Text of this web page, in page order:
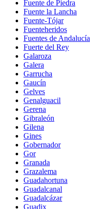
Fuente de Piedra
Fuente la Lancha
Fuente-Tójar
Fuenteheridos
Fuentes de Andalucía
Fuerte del Rey
Galaroza
Galera
Garrucha
Gaucín
Gelves
Genalguacil
Gerena
Gibraleón
Gilena
Gines
Gobernador
Gor
Granada
Grazalema
Guadahortuna
Guadalcanal
Guadalcázar
Guadix